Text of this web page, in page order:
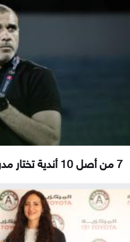
7 من أصل 10 أندية تختار مدربين أردنيين...